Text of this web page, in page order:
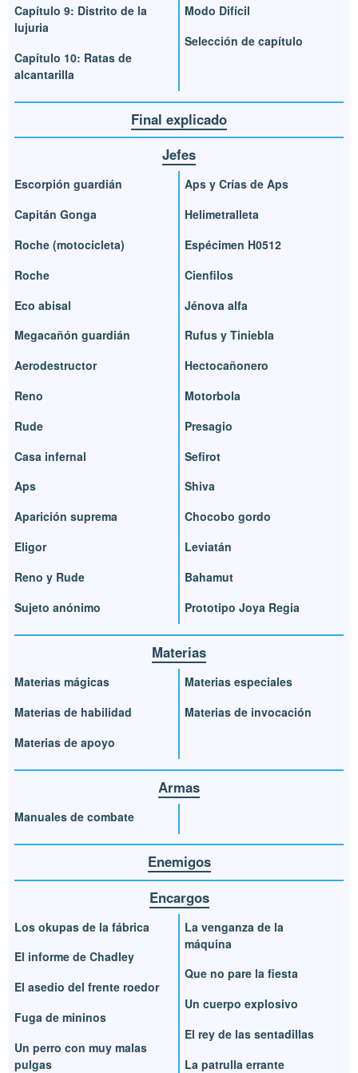
Capítulo 9: Distrito de la
lujuria
Capítulo 10: Ratas de
alcantarilla
Modo Difícil
Selección de capítulo
Final explicado
Jefes
Escorpión guardián
Capitán Gonga
Roche (motocicleta)
Roche
Eco abisal
Megacañón guardián
Aerodestructor
Reno
Rude
Casa infernal
Aps
Aparición suprema
Eligor
Reno y Rude
Sujeto anónimo
Aps y Crías de Aps
Helimetralleta
Espécimen H0512
Cienfilos
Jénova alfa
Rufus y Tiniebla
Hectocañonero
Motorbola
Presagio
Sefirot
Shiva
Chocobo gordo
Leviatán
Bahamut
Prototipo Joya Regia
Materias
Materias mágicas
Materias de habilidad
Materias de apoyo
Materias especiales
Materias de invocación
Armas
Manuales de combate
Enemigos
Encargos
Los okupas de la fábrica
El informe de Chadley
El asedio del frente roedor
Fuga de mininos
Un perro con muy malas
pulgas
La venganza de la
máquina
Que no pare la fiesta
Un cuerpo explosivo
El rey de las sentadillas
La patrulla errante